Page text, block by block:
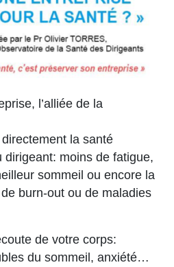
l’alliée de la
la santé
dirigeant: moins de fatigue,
sommeil ou encore la
burn-out ou de maladies
de votre corps:
du sommeil, anxiété…